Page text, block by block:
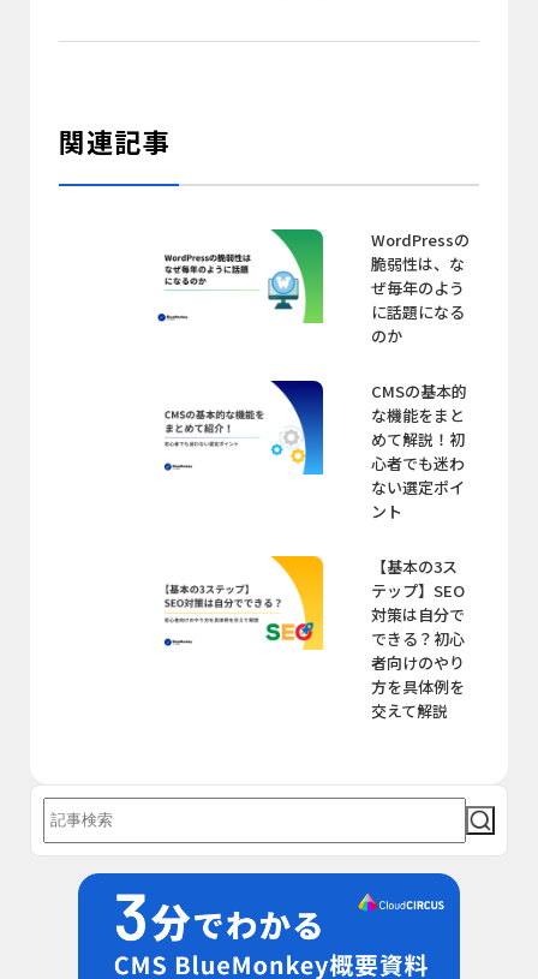
関連記事
WordPressの
脆弱性は、な
ぜ毎年のよう
に話題になる
のか
CMSの基本的
な機能をまと
めて解説！初
心者でも迷わ
ない選定ポイ
ント
【基本の3ス
テップ】SEO
対策は自分で
できる？初心
者向けのやり
方を具体例を
交えて解説